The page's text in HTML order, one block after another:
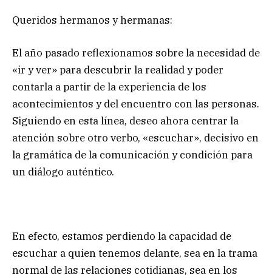
Queridos hermanos y hermanas:
El año pasado reflexionamos sobre la necesidad de
«ir y ver» para descubrir la realidad y poder
contarla a partir de la experiencia de los
acontecimientos y del encuentro con las personas.
Siguiendo en esta línea, deseo ahora centrar la
atención sobre otro verbo, «escuchar», decisivo en
la gramática de la comunicación y condición para
un diálogo auténtico.
En efecto, estamos perdiendo la capacidad de
escuchar a quien tenemos delante, sea en la trama
normal de las relaciones cotidianas, sea en los